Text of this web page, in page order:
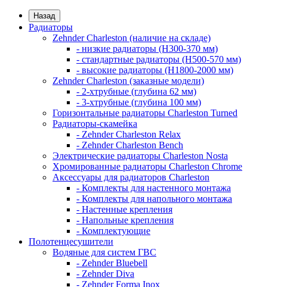
Назад
Радиаторы
Zehnder Charleston (наличие на складе)
- низкие радиаторы (H300-370 мм)
- стандартные радиаторы (H500-570 мм)
- высокие радиаторы (H1800-2000 мм)
Zehnder Charleston (заказные модели)
- 2-хтрубные (глубина 62 мм)
- 3-хтрубные (глубина 100 мм)
Горизонтальные радиаторы Charleston Turned
Радиаторы-скамейка
- Zehnder Charleston Relax
- Zehnder Charleston Bench
Электрические радиаторы Charleston Nosta
Хромированные радиаторы Charleston Chrome
Аксессуары для радиаторов Charleston
- Комплекты для настенного монтажа
- Комплекты для напольного монтажа
- Настенные крепления
- Напольные крепления
- Комплектующие
Полотенцесушители
Водяные для систем ГВС
- Zehnder Bluebell
- Zehnder Diva
- Zehnder Forma Inox